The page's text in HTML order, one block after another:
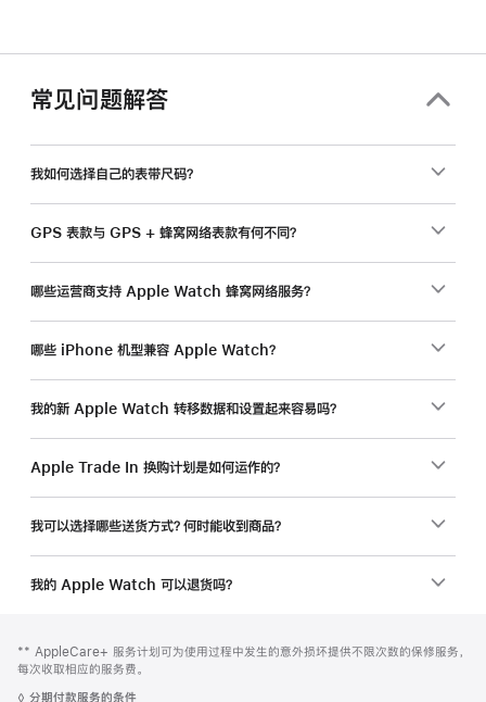
常见问题解答
我如何选择自己的表带尺码？
GPS 表款与 GPS + 蜂窝网络表款有何不同？
哪些运营商支持 Apple Watch 蜂窝网络服务？
哪些 iPhone 机型兼容 Apple Watch？
我的新 Apple Watch 转移数据和设置起来容易吗？
Apple Trade In 换购计划是如何运作的？
我可以选择哪些送货方式？何时能收到商品？
我的 Apple Watch 可以退货吗？
页
页
脚
注
** AppleCare+ 服务计划可为使用过程中发生的意外损坏提供不限次数的保修服务，
每次收取相应的服务费。
脚
◊ 分期付款服务的条件